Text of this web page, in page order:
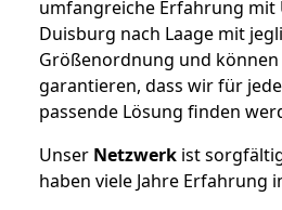
umfangreiche Erfahrung mit
Duisburg nach Laage mit
Größenordnung und
garantieren, dass wir für
passende Lösung finden
Unser Netzwerk ist
haben viele Jahre Erfahrung